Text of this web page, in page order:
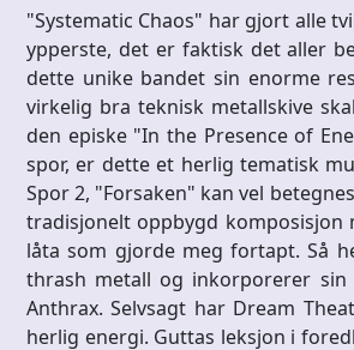
"Systematic Chaos" har gjort alle
ypperste, det er faktisk det aller
dette unike bandet sin enorme
virkelig bra teknisk metallskive
den episke "In the Presence of
spor, er dette et herlig tematisk
Spor 2, "Forsaken" kan vel
tradisjonelt oppbygd komposisjon
låta som gjorde meg fortapt. Så
thrash metall og inkorporerer
Anthrax. Selvsagt har Dream
herlig energi. Guttas leksjon i